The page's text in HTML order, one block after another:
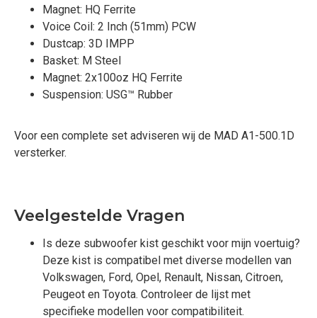
Magnet: HQ Ferrite
Voice Coil: 2 Inch (51mm) PCW
Dustcap: 3D IMPP
Basket: M Steel
Magnet: 2x100oz HQ Ferrite
Suspension: USG™ Rubber
Voor een complete set adviseren wij de MAD A1-500.1D
versterker.
Veelgestelde Vragen
Is deze subwoofer kist geschikt voor mijn voertuig?
Deze kist is compatibel met diverse modellen van
Volkswagen, Ford, Opel, Renault, Nissan, Citroen,
Peugeot en Toyota. Controleer de lijst met
specifieke modellen voor compatibiliteit.